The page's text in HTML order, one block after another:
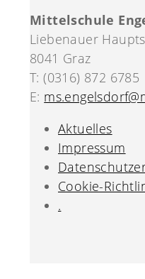
Mittelschule
Liebenauer
8041 Graz
T: (0316) 872 6785
E:
Aktuelles
Impressum
Cookie-
.